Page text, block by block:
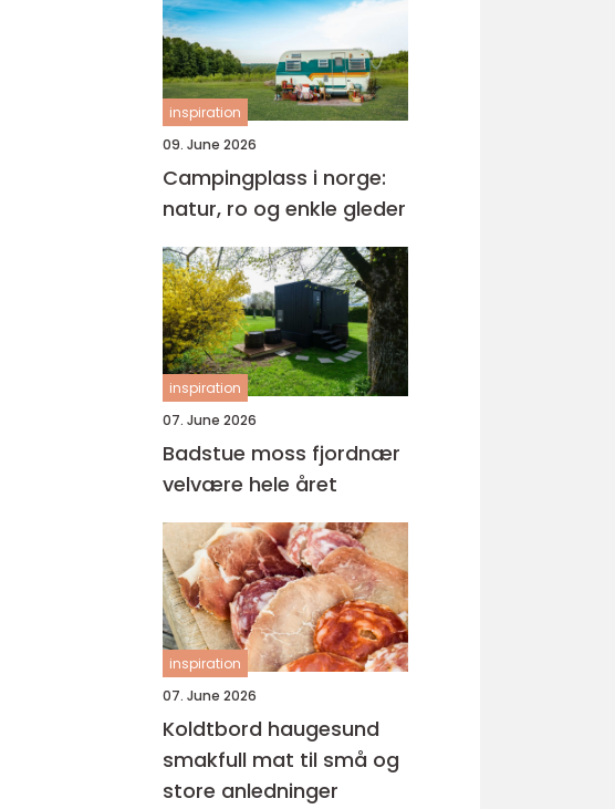
inspiration
09. June 2026
Campingplass i norge:
natur, ro og enkle gleder
inspiration
07. June 2026
Badstue moss fjordnær
velvære hele året
inspiration
07. June 2026
Koldtbord haugesund
smakfull mat til små og
store anledninger